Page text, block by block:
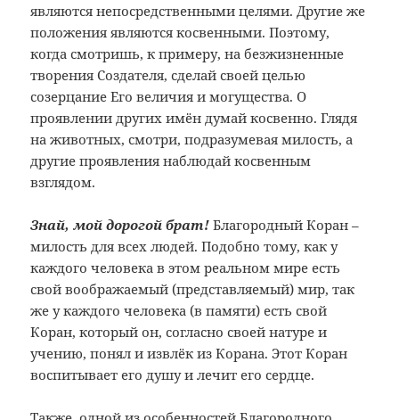
являются непосредственными целями. Другие же
положения являются косвенными. Поэтому,
когда смотришь, к примеру, на безжизненные
творения Создателя, сделай своей целью
созерцание Его величия и могущества. О
проявлении других имён думай косвенно. Глядя
на животных, смотри, подразумевая милость, а
другие проявления наблюдай косвенным
взглядом.
Знай, мой дорогой брат! Благородный Коран –
милость для всех людей. Подобно тому, как у
каждого человека в этом реальном мире есть
свой воображаемый (представляемый) мир, так
же у каждого человека (в памяти) есть свой
Коран, который он, согласно своей натуре и
учению, понял и извлёк из Корана. Этот Коран
воспитывает его душу и лечит его сердце.